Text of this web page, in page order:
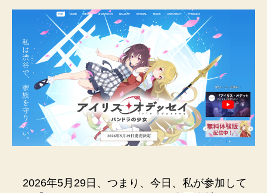
2026年5月29日、つまり、今日、私が参加して